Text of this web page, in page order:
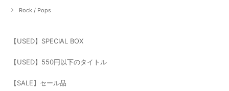
Rock / Pops
【USED】SPECIAL BOX
【USED】550円以下のタイトル
【SALE】セール品